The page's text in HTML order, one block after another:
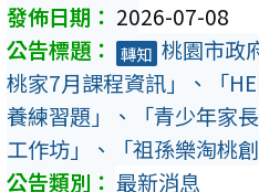
2026-07-08
轉知 桃園市政
桃家7月課程資訊」、「
養練習題」、「青少年家
工作坊」、「祖孫樂淘桃
最新消息